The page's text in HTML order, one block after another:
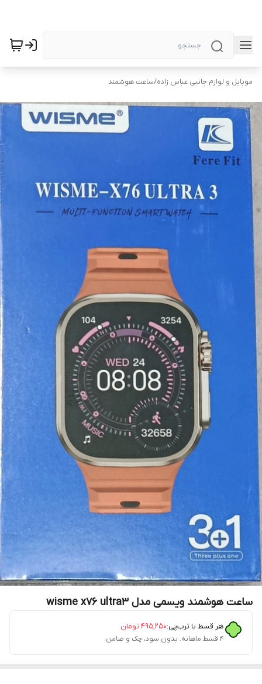
موبایل و لوازم جانبی عباس زاده/ساعت هوشمند
ساعت هوشمند ویسمی مدل wisme x76 ultra3
هر قسط با ترب‌پی:۴۹۵٬۲۵۰ تومان
۴ قسط ماهانه. بدون سود، چک و ضامن.